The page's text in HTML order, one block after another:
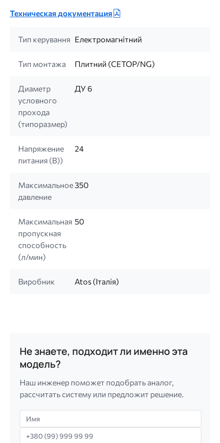
Техническая документация
Тип керування Електромагнітний
Тип монтажа Плитний (CETOP/NG)
Диаметр
условного
прохода
(типоразмер)
ДУ 6
Напряжение
питания (B))
24
Максимальное
давление
350
Максимальная
пропускная
способность
(л/мин)
50
Виробник Atos (Італія)
Не знаете, подходит ли именно эта
модель?
Наш инженер поможет подобрать аналог,
рассчитать систему или предложит решение.
Имя
Телефон